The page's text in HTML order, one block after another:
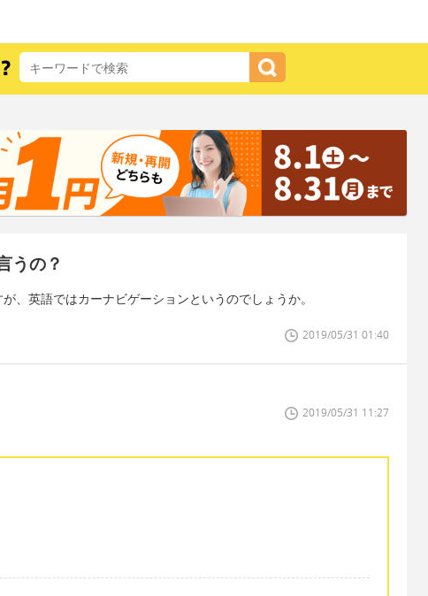
うの？
、英語ではカーナビゲーションというのでしょうか。
2019/05/31 01:40
2019/05/31 11:27